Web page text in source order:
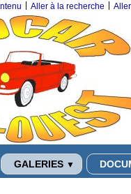
Aller à la recherche
GALERIES ▼